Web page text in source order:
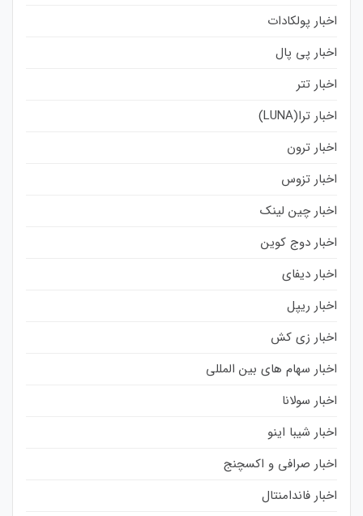
اخبار پولکادات
اخبار پی پال
اخبار تتر
اخبار ترا(LUNA)
اخبار ترون
اخبار تزوس
اخبار چین لینک
اخبار دوج کوین
اخبار دیفای
اخبار ریپل
اخبار زی کش
اخبار سهام های بین المللی
اخبار سولانا
اخبار شیبا اینو
اخبار صرافی و اکسچنج
اخبار فاندامنتال